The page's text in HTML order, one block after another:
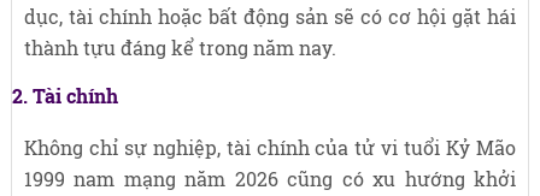
dục, tài chính hoặc bất động sản sẽ có cơ hội gặt hái
thành tựu đáng kể trong năm nay.
2. Tài chính
Không chỉ sự nghiệp, tài chính của tử vi tuổi Kỷ Mão
1999 nam mạng năm 2026 cũng có xu hướng khởi